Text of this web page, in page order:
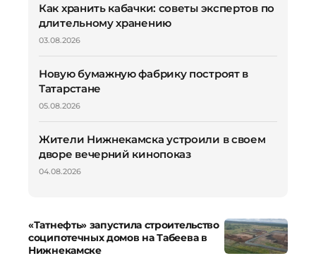
Как хранить кабачки: советы экспертов по
длительному хранению
03.08.2026
Новую бумажную фабрику построят в
Татарстане
05.08.2026
Жители Нижнекамска устроили в своем
дворе вечерний кинопоказ
04.08.2026
«Татнефть» запустила строительство
соципотечных домов на Табеева в
Нижнекамске